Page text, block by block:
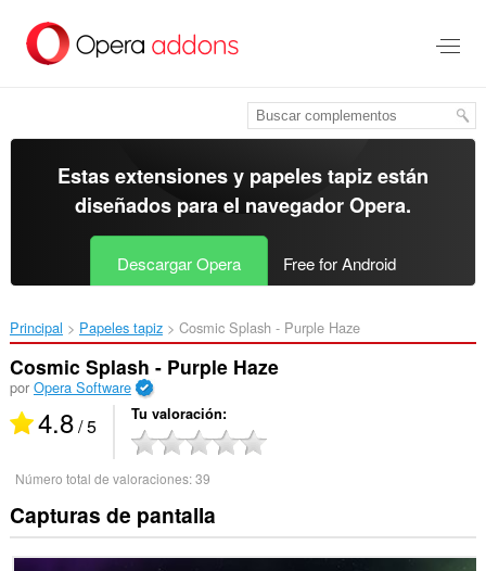
contenido
Estas extensiones y papeles tapiz están
diseñados para el navegador Opera.
Descargar Opera Free for Android
Principal Papeles tapiz Cosmic Splash - Purple Haze‎
Cosmic Splash - Purple Haze
por Opera Software
4.8/ 5 Tu valoración
Número total de valoraciones:39
Capturas de pantalla